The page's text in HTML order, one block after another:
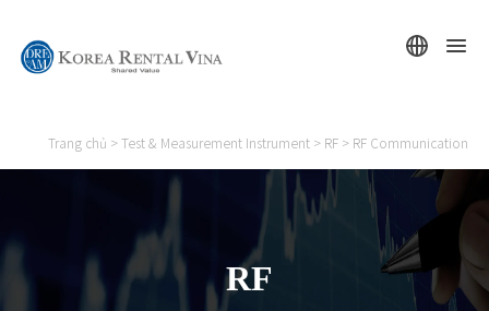
Trang chủ >Test & Measurement Instrument > RF > RF Communication
RF